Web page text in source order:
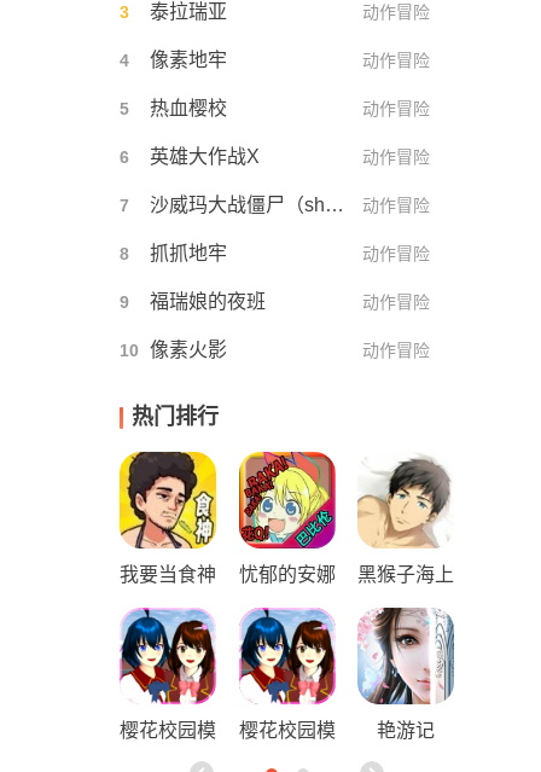
3 泰拉瑞亚 动作冒险
4 像素地牢 动作冒险
5 热血樱校 动作冒险
6 英雄大作战X 动作冒险
7 沙威玛大战僵尸（shawarma） 动作冒险
8 抓抓地牢 动作冒险
9 福瑞娘的夜班 动作冒险
10 像素火影 动作冒险
热门排行
我要当食神 忧郁的安娜
汉化最新版
黑猴子海上
救生员（b
acchikois
c）
樱花校园模 樱花校园模 艳游记